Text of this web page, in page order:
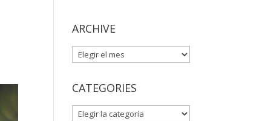
ARCHIVE
ARCHIVE
CATEGORIES
CATEGORIES